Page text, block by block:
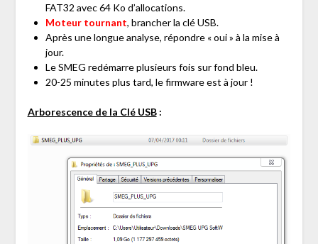
FAT32 avec 64 Ko d’allocations.
Moteur tournant, brancher la clé USB.
Après une longue analyse, répondre « oui » à la mise à
jour.
Le SMEG redémarre plusieurs fois sur fond bleu.
20-25 minutes plus tard, le firmware est à jour !
Arborescence de la Clé USB: